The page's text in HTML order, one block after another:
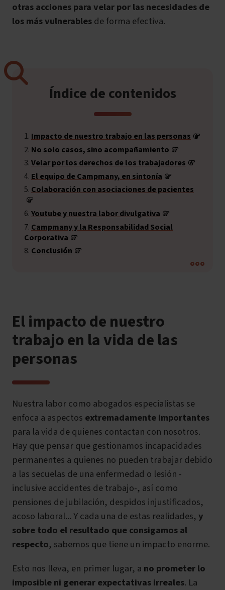
otras acciones para velar por las necesidades de
los más vulnerablesde forma efectiva.
Índice de contenidos
Impacto de nuestro trabajo en las personas
No solo casos, sino acompañamiento
Velar por los derechos de los trabajadores
El equipo de Campmany, en sintonía
Colaboración con asociaciones de pacientes
Youtube y nuestra labor divulgativa
Campmany y la Responsabilidad Social
Corporativa
Conclusión
El impacto de nuestro
trabajo en la vida de las
personas
Nuestra labor como abogados especialistas se
enfoca a aspectos extremadamente importantes
para la vida de quienes contactan con nosotros.
Hay que pensar que gestionamos incapacidades
permanentes a quienes no pueden trabajar debido
a las secuelas de una enfermedad o lesión -
inclusive accidentes de trabajo-, así como
pensiones de jubilación, despidos injustificados,
acoso laboral... Y cada una de estas realidades,y
sobre todo el resultado que consigamos al
respecto, sabemos que tiene un impacto enorme.
Esto nos lleva, en primer lugar, a no prometer lo
imposible ni generar expectativas irreales. La